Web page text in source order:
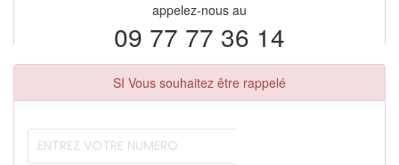
appelez-nous au
09 77 77 36 14
SI Vous souhaitez être rappelé